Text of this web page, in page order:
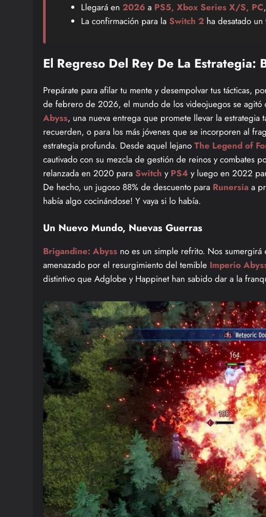
Llegará en 2026a PS5, Xbox Series X/S, PC
La confirmación para la Switch 2ha desatado un
El Regreso Del Rey De La Estrategia:
Prepárate para afilar tu mente y desempolvar tus tácticas,
de febrero de 2026, el mundo de los videojuegos se agitó
Abyss, una nueva entrega que promete llevar la
recuerden, o para los más jóvenes que se incorporen al
estrategia profunda. Desde aquel lejano The Legend of
cautivado con su mezcla de gestión de reinos y combates
relanzada en 2020 para Switch y PS4 y luego en 2022
De hecho, un jugoso 88% de descuento para Runersia a
había algo cocinándose! Y vaya si lo había.
Un Nuevo Mundo, Nuevas Guerras
Brigandine: Abyss no es un simple refrito. Nos
amenazado por el resurgimiento del temible Imperio
distintivo que Adglobe y Happinet han sabido dar a la